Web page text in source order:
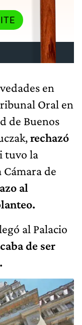
en
Oral en
de Buenos
rechazó
tuvo la
de
al
al Palacio
de ser